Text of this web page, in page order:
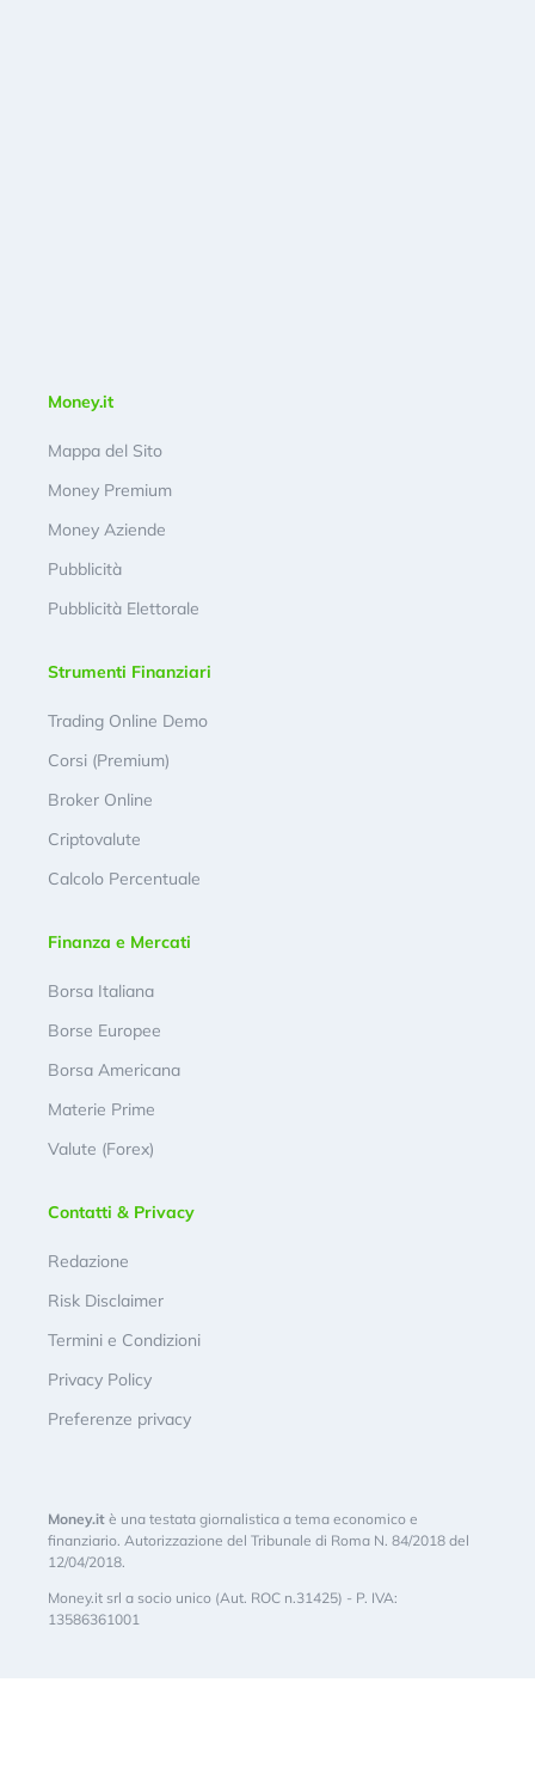
Money.it
Mappa del Sito
Money Premium
Money Aziende
Pubblicità
Pubblicità Elettorale
Strumenti Finanziari
Trading Online Demo
Corsi (Premium)
Broker Online
Criptovalute
Calcolo Percentuale
Finanza e Mercati
Borsa Italiana
Borse Europee
Borsa Americana
Materie Prime
Valute (Forex)
Contatti & Privacy
Redazione
Risk Disclaimer
Termini e Condizioni
Privacy Policy
Preferenze privacy
Money.it è una testata giornalistica a tema economico e
finanziario. Autorizzazione del Tribunale di Roma N. 84/2018 del
12/04/2018.
Money.it srl a socio unico (Aut. ROC n.31425) - P. IVA:
13586361001